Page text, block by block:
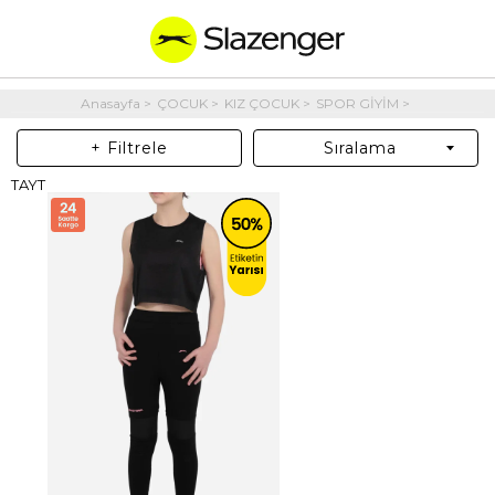
Anasayfa ÇOCUK KIZ ÇOCUK SPOR GİYİM
+ Filtrele Sıralama
TAYT